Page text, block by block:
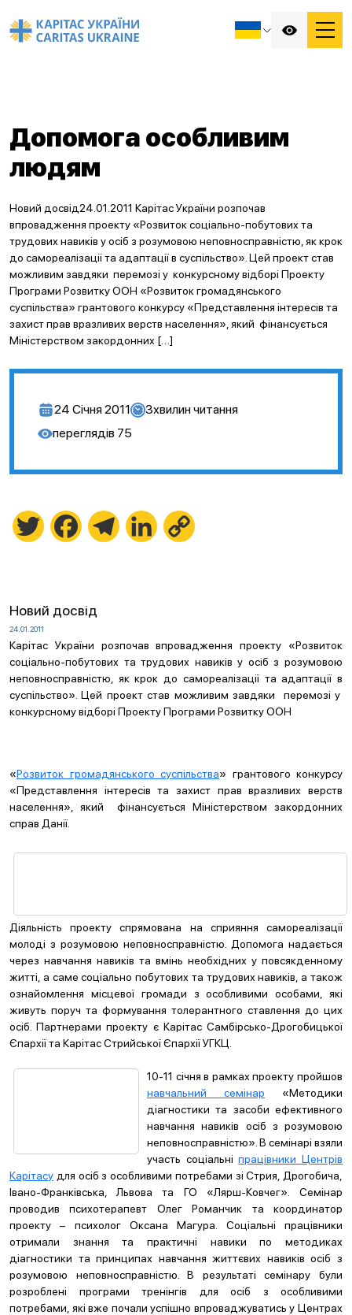
Допомога особливим
людям
Новий досвід24.01.2011 Карітас України розпочав
впровадження проекту «Розвиток соціально-побутових та
трудових навиків у осіб з розумовою неповносправністю, як крок
до самореалізації та адаптації в суспільство». Цей проект став
можливим завдяки перемозі у конкурсному відборі Проекту
Програми Розвитку ООН «Розвиток громадянського
суспільства» грантового конкурсу «Представлення інтересів та
захист прав вразливих верств населення», який фінансується
Міністерством закордонних […]
24 Січня 2011 3хвилин читання
переглядів 75
Twitter FacebookTelegramLinkedIn
Новий досвід
24.01.2011
Карітас України розпочав впровадження проекту «Розвиток
соціально-побутових та трудових навиків у осіб з розумовою
неповносправністю, як крок до самореалізації та адаптації в
суспільство». Цей проект став можливим завдяки перемозі у
конкурсному відборі Проекту Програми Розвитку ООН
«Розвиток громадянського суспільства» грантового конкурсу
«Представлення інтересів та захист прав вразливих верств
населення», який фінансується Міністерством закордонних
справ Данії.
Діяльність проекту спрямована на сприяння самореалізації
молоді з розумовою неповносправністю. Допомога надається
через навчання навиків та вмінь необхідних у повсякденному
житті, а саме соціально побутових та трудових навиків, а також
ознайомлення місцевої громади з особливими особами, які
живуть поруч та формування толерантного ставлення до цих
осіб. Партнерами проекту є Карітас Самбірсько-Дрогобицької
Єпархії та Карітас Стрийської Єпархії УГКЦ.
10-11 січня в рамках проекту пройшов
навчальний семінар «Методики
діагностики та засоби ефективного
навчання навиків осіб з розумовою
неповносправністю». В семінарі взяли
участь соціальніпрацівники Центрів
Карітасу для осіб з особливими потребами зі Стрия, Дрогобича,
Івано-Франківська, Львова та ГО «Лярш-Ковчег». Семінар
проводив психотерапевт Олег Романчик та координатор
проекту – психолог Оксана Магура. Соціальні працівники
отримали знання та практичні навики по методиках
діагностики та принципах навчання життєвих навиків осіб з
розумовою неповносправністю. В результаті семінару були
розроблені програми тренінгів для осіб з особливими
потребами, які вже почали успішно впроваджуватись у Центрах